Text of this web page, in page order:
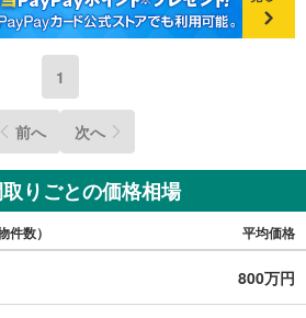
1
前へ 次へ
りごとの価格相場
件数） 平均価格
800万円